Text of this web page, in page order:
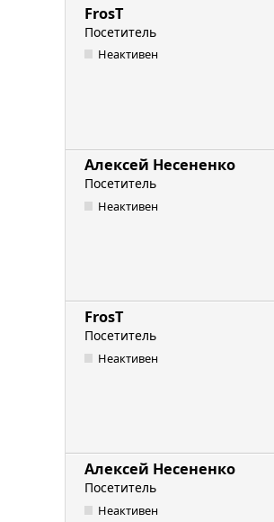
FrosT
Посетитель
Неактивен
Алексей Несененко
Посетитель
Неактивен
FrosT
Посетитель
Неактивен
Алексей Несененко
Посетитель
Неактивен